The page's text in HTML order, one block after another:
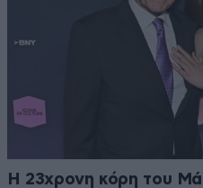
Η 23χρονη κόρη τoυ